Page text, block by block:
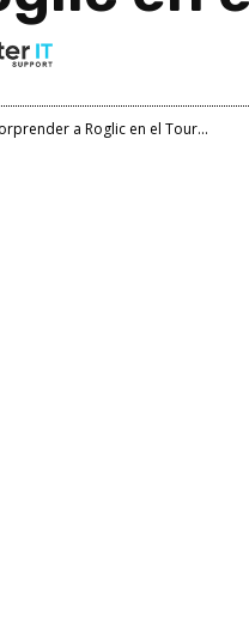
a Roglic en el Tour...